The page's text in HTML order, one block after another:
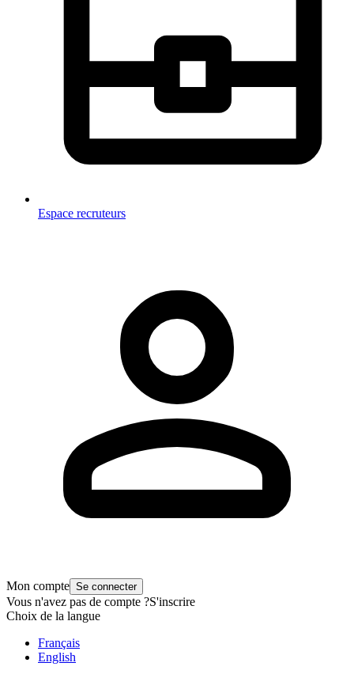
Espace recruteurs
Mon compte Se connecter
Vous n'avez pas de compte ?S'inscrire
Choix de la langue
Français
English